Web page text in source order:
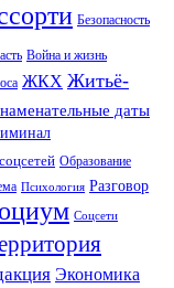
Безопасность
Война и жизнь
ЖКХ Житьё-
даты
Образование
Психология Разговор
Соцсети
Экономика